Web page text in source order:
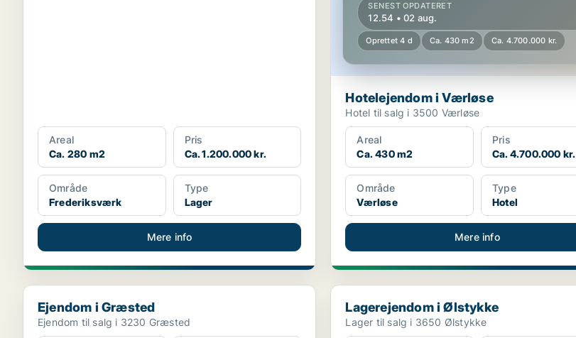
Areal
Ca. 280 m2
Pris
Ca. 1.200.000 kr.
Område
Frederiksværk
Type
Lager
Mere info
SENEST OPDATERET
12.54 • 02 aug.
Oprettet 4 d Ca. 430 m2 Ca. 4.700.000 kr.
Hotelejendom i Værløse
Hotel til salg i 3500 Værløse
Areal
Ca. 430 m2
Pris
Ca. 4.700.000 kr.
Område
Værløse
Type
Hotel
Mere info
Ejendom i Græsted
Ejendom i Græsted
Ejendom til salg i 3230 Græsted
Lagerejendom i Ølstykke
Lagerejendom i Ølstykke
Lager til salg i 3650 Ølstykke